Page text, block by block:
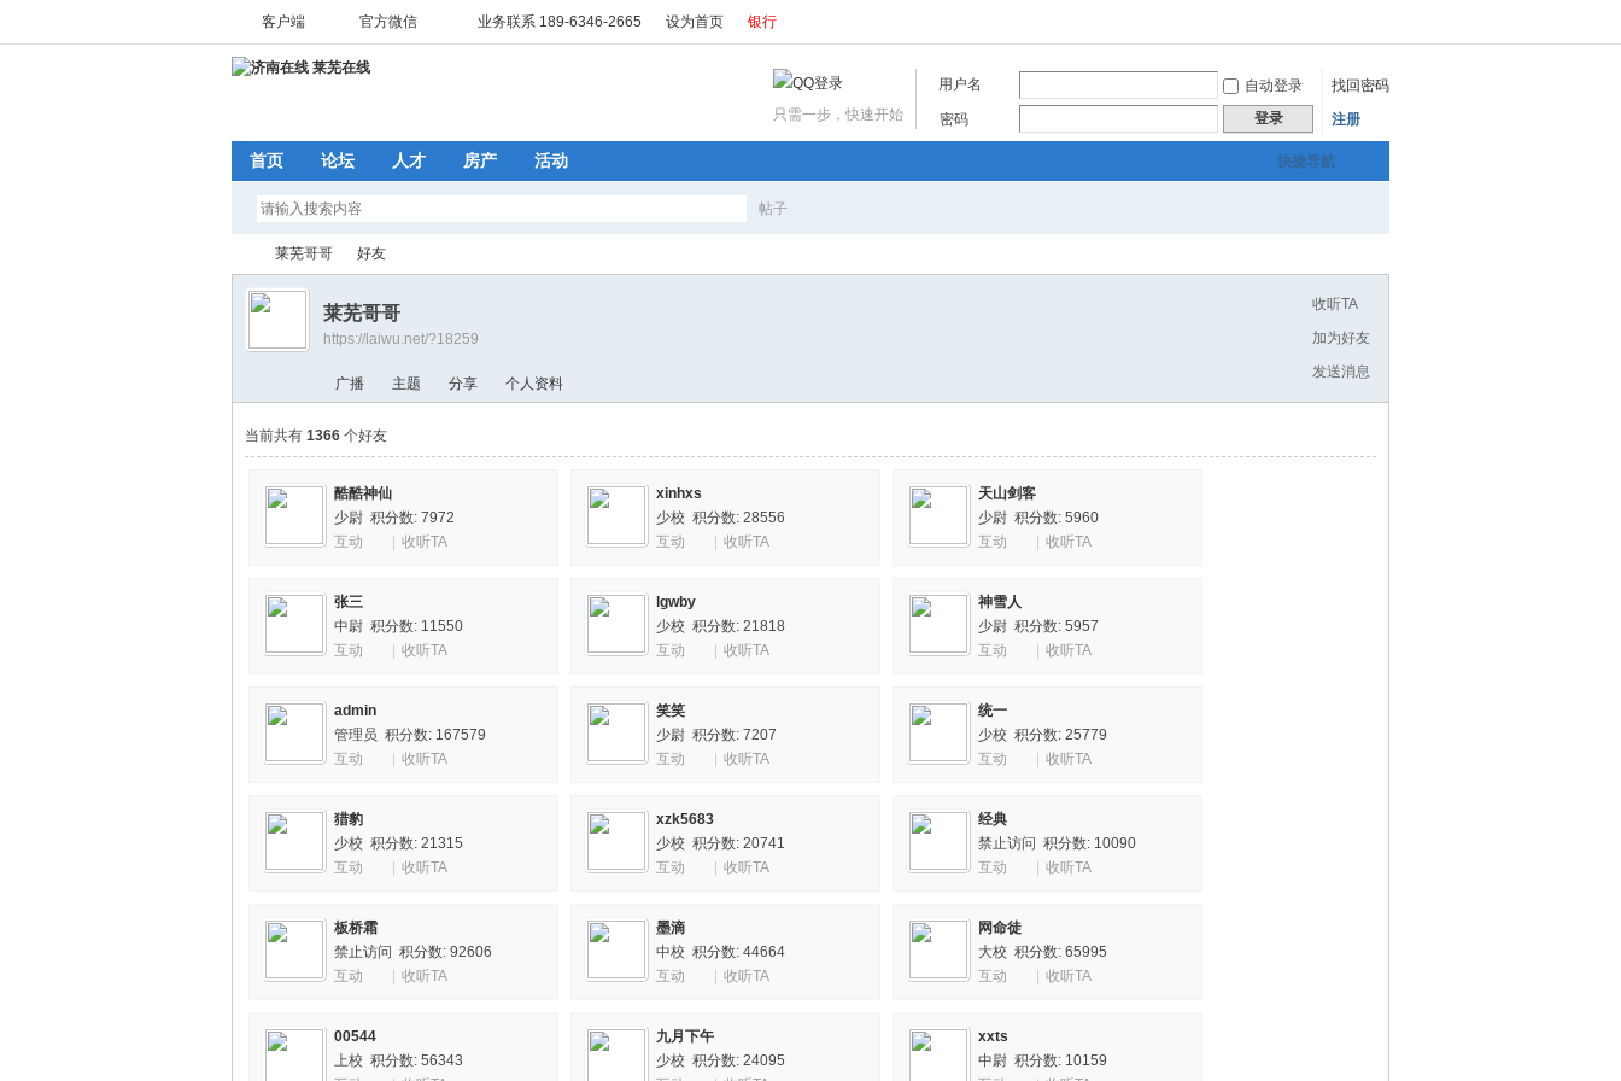
客户端 官方微信 业务联系 189-6346-2665 设为首页 银行
用户名 自动登录
找回密码
密码
登录 注册
只需一步，快速开始
快捷导航
首页 论坛 人才 房产 活动
帖子
›
莱芜哥哥 好友
收听TA
加为好友
发送消息
莱芜哥哥
https://laiwu.net/?18259
广播 主题 分享 个人资料
当前共有 1366 个好友
酷酷神仙
少尉 积分数: 7972
互动
收听TA
xinhxs
少校 积分数: 28556
互动
收听TA
天山剑客
少尉 积分数: 5960
互动
收听TA
张三
中尉 积分数: 11550
互动
收听TA
lgwby
少校 积分数: 21818
互动
收听TA
神雪人
少尉 积分数: 5957
互动
收听TA
admin
管理员 积分数: 167579
互动
收听TA
笑笑
少尉 积分数: 7207
互动
收听TA
统一
少校 积分数: 25779
互动
收听TA
猎豹
少校 积分数: 21315
互动
收听TA
xzk5683
少校 积分数: 20741
互动
收听TA
经典
禁止访问 积分数: 10090
互动
收听TA
板桥霜
禁止访问 积分数: 92606
互动
收听TA
墨滴
中校 积分数: 44664
互动
收听TA
网命徒
大校 积分数: 65995
互动
收听TA
00544
上校 积分数: 56343
九月下午
少校 积分数: 24095
xxts
中尉 积分数: 10159